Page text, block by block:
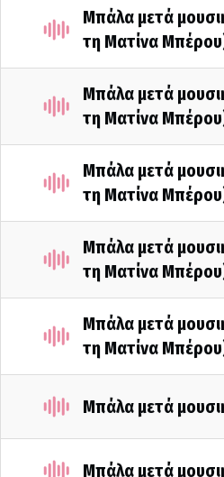
Μπάλα μετά
τη Ματίνα
Μπάλα μετά
τη Ματίνα
Μπάλα μετά
τη Ματίνα
Μπάλα μετά
τη Ματίνα
Μπάλα μετά
τη Ματίνα
Μπάλα μετά
Μπάλα μετά